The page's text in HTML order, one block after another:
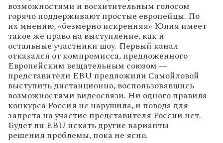
возможностями и восхитительным голосом
горячо поддерживают простые европейцы. По
их мнению, «безмерно искренняя» Юлия имеет
такое же право на выступление, как и
остальные участники шоу. Первый канал
отказался от компромисса, предложенного
Европейским вещательным союзом —
представители EBU предложили Самойловой
выступить дистанционно, воспользовавшись
возможностями видеосвязи. Ни одного правила
конкурса Россия не нарушила, и повода для
запрета на участие представителя России нет.
Будет ли EBU искать другие варианты
решения проблемы, пока не ясно.